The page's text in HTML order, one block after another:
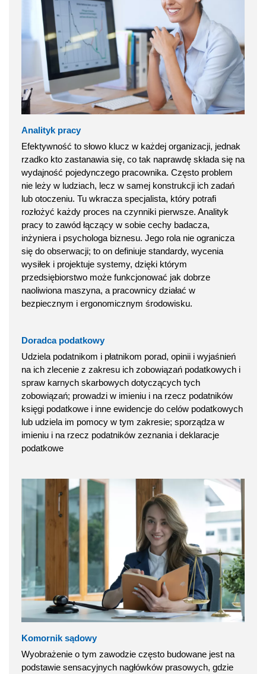
Analityk pracy
Efektywność to słowo klucz w każdej organizacji, jednak
rzadko kto zastanawia się, co tak naprawdę składa się na
wydajność pojedynczego pracownika. Często problem
nie leży w ludziach, lecz w samej konstrukcji ich zadań
lub otoczeniu. Tu wkracza specjalista, który potrafi
rozłożyć każdy proces na czynniki pierwsze. Analityk
pracy to zawód łączący w sobie cechy badacza,
inżyniera i psychologa biznesu. Jego rola nie ogranicza
się do obserwacji; to on definiuje standardy, wycenia
wysiłek i projektuje systemy, dzięki którym
przedsiębiorstwo może funkcjonować jak dobrze
naoliwiona maszyna, a pracownicy działać w
bezpiecznym i ergonomicznym środowisku.
Doradca podatkowy
Udziela podatnikom i płatnikom porad, opinii i wyjaśnień
na ich zlecenie z zakresu ich zobowiązań podatkowych i
spraw karnych skarbowych dotyczących tych
zobowiązań; prowadzi w imieniu i na rzecz podatników
księgi podatkowe i inne ewidencje do celów podatkowych
lub udziela im pomocy w tym zakresie; sporządza w
imieniu i na rzecz podatników zeznania i deklaracje
podatkowe
Komornik sądowy
Wyobrażenie o tym zawodzie często budowane jest na
podstawie sensacyjnych nagłówków prasowych, gdzie